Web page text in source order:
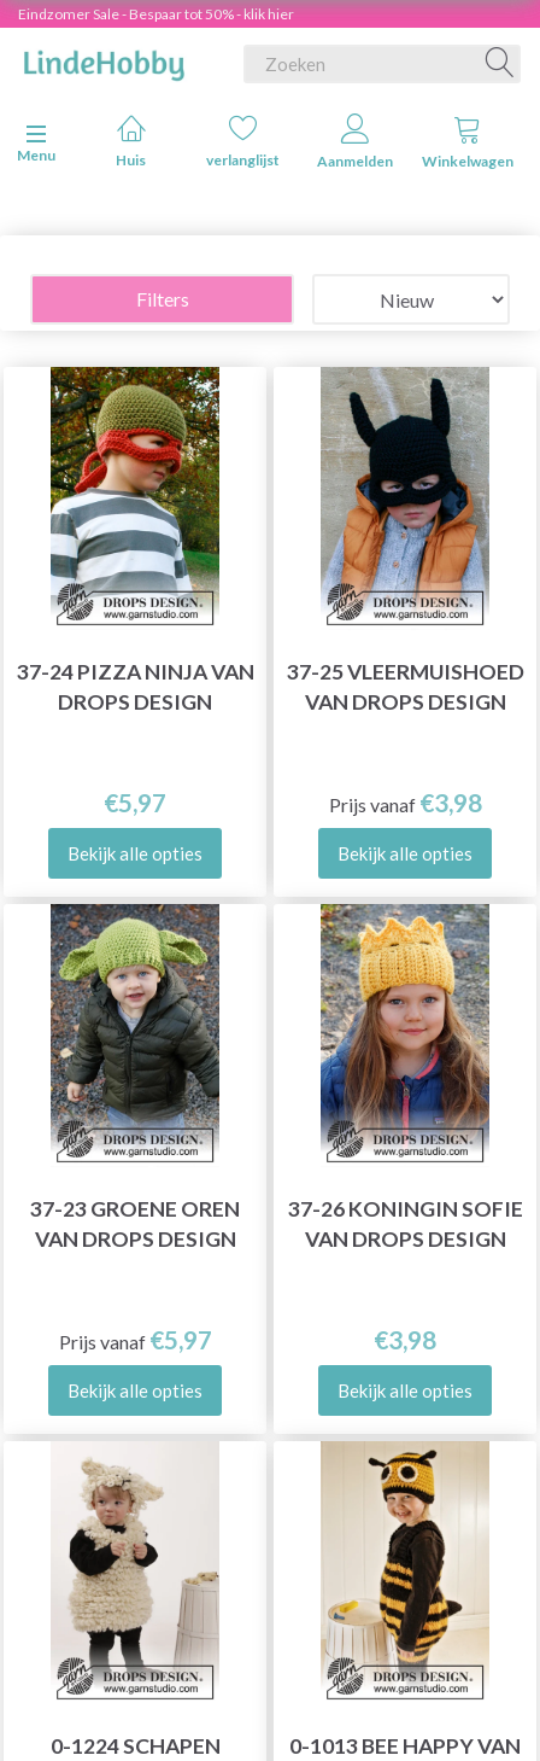
Eindzomer Sale - Bespaar tot 50% - klik hier
Navigatie in-/uitschakelen
Menu
Huis verlanglijst Aanmelden Winkelwagen
Filters
37-24 PIZZA NINJA VAN
DROPS DESIGN
€5,97
Bekijk alle opties
37-25 VLEERMUISHOED
VAN DROPS DESIGN
Prijs vanaf €3,98
Bekijk alle opties
37-23 GROENE OREN
VAN DROPS DESIGN
Prijs vanaf €5,97
Bekijk alle opties
37-26 KONINGIN SOFIE
VAN DROPS DESIGN
€3,98
Bekijk alle opties
0-1224 SCHAPEN
0-1013 BEE HAPPY VAN